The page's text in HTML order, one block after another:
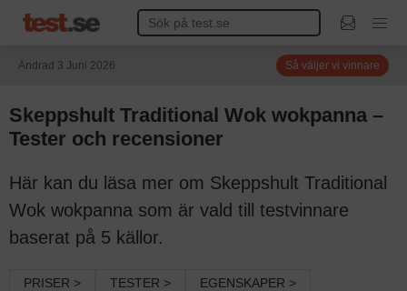
Ändrad 3 Juni 2026 Så väljer vi vinnare
Skeppshult Traditional Wok wokpanna –
Tester och recensioner
Här kan du läsa mer om Skeppshult Traditional
Wok wokpanna som är vald till testvinnare
baserat på 5 källor.
PRISER > TESTER >
EGENSKAPER >